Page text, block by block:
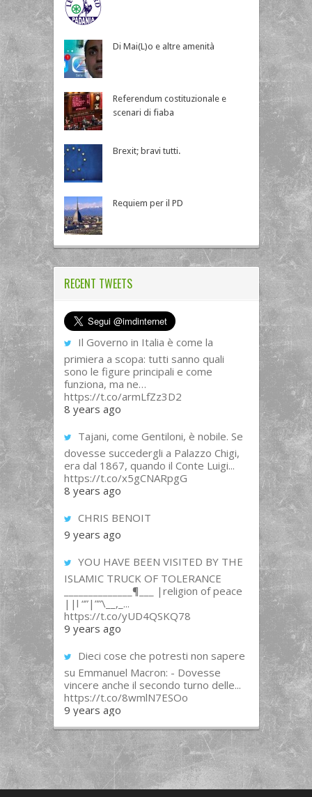
Di Mai(L)o e altre amenità
Referendum costituzionale e
scenari di fiaba
Brexit; bravi tutti.
Requiem per il PD
RECENT TWEETS
Il Governo in Italia è come la
primiera a scopa: tutti sanno quali
sono le figure principali e come
funziona, ma ne…
https://t.co/armLfZz3D2
8 years ago
Tajani, come Gentiloni, è nobile. Se
dovesse succedergli a Palazzo Chigi,
era dal 1867, quando il Conte Luigi...
https://t.co/x5gCNARpgG
8 years ago
CHRIS BENOIT
9 years ago
YOU HAVE BEEN VISITED BY THE
ISLAMIC TRUCK OF TOLERANCE
______________¶___ |religion of peace
||l “”|””\__,_...
https://t.co/yUD4QSKQ78
9 years ago
Dieci cose che potresti non sapere
su Emmanuel Macron: - Dovesse
vincere anche il secondo turno delle...
https://t.co/8wmlN7ESOo
9 years ago